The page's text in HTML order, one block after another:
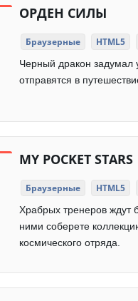
ОРДЕН СИЛЫ
Браузерные HTML5
Черный дракон задумал
отправятся в
MY POCKET STARS
Браузерные HTML5
Храбрых тренеров ждут
ними соберете
космического отряда.